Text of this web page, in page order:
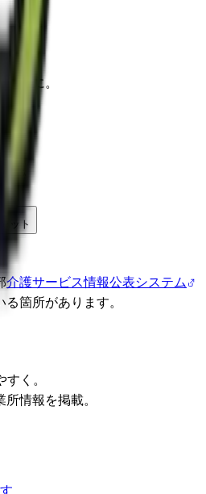
利に。
認
ット
介護サービス情報公表システム
箇所があります。
く。
情報を掲載。